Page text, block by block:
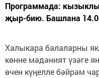
Программада: кызыклы
җыр-бию. Башлана 14.00
Халыкара балаларны
көнне мәдәният үзәге
өчен күңелле бәйрәм